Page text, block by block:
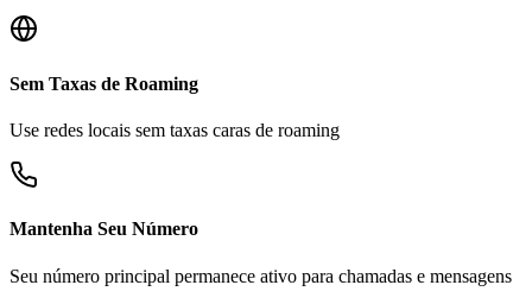
Sem Taxas de Roaming
Use redes locais sem taxas caras de roaming
Mantenha Seu Número
Seu número principal permanece ativo para chamadas e mensagens